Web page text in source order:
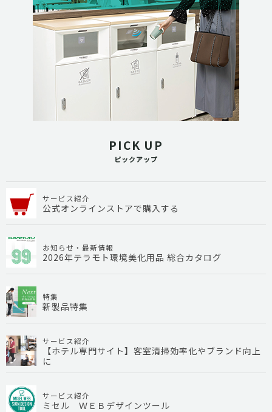
PICK UP
ピックアップ
サービス紹介
公式オンラインストアで購入する
お知らせ・最新情報
2026年テラモト環境美化用品 総合カタログ
特集
新製品特集
サービス紹介
【ホテル専門サイト】客室清掃効率化やブランド向上
に
サービス紹介
ミセル ＷＥＢデザインツール